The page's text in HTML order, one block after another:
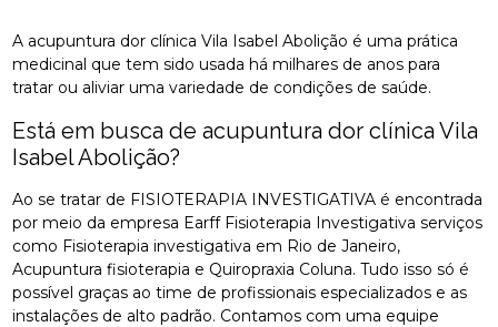
A acupuntura dor clínica Vila Isabel Abolição é uma prática
medicinal que tem sido usada há milhares de anos para
tratar ou aliviar uma variedade de condições de saúde.
Está em busca de acupuntura dor clínica Vila
Isabel Abolição?
Ao se tratar de FISIOTERAPIA INVESTIGATIVA é encontrada
por meio da empresa Earff Fisioterapia Investigativa serviços
como Fisioterapia investigativa em Rio de Janeiro,
Acupuntura fisioterapia e Quiropraxia Coluna. Tudo isso só é
possível graças ao time de profissionais especializados e as
instalações de alto padrão. Contamos com uma equipe